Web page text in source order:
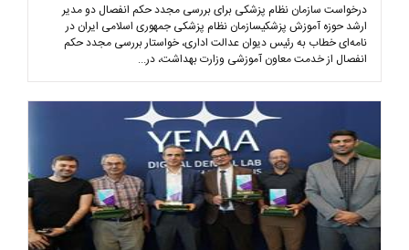
درخواست سازمان نظام پزشکی برای بررسی مجدد حکم انفصال دو مدیر
ارشد حوزه آموزش پزشکیسازمان نظام پزشکی جمهوری اسلامی ایران در
نامه‌ای خطاب به رئیس دیوان عدالت اداری، خواستار بررسی مجدد حکم
انفصال از خدمت معاون آموزشی وزارت بهداشت، در...